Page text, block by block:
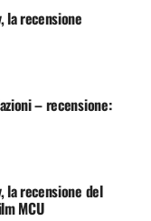
la recensione
– recensione:
la recensione del
MCU